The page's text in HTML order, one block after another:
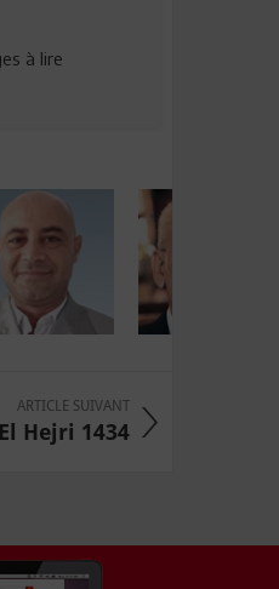
à lire
ARTICLE SUIVANT
Hejri 1434